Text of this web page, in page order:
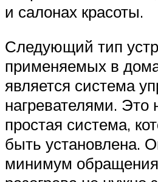
и салонах красоты.
Следующий тип
применяемых в
является система
нагревателями. Это
простая система,
быть установлена.
минимум